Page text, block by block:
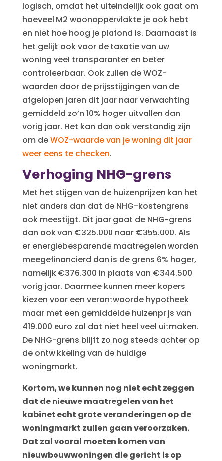
logisch, omdat het uiteindelijk ook gaat om
hoeveel M2 woonoppervlakte je ook hebt
en niet hoe hoog je plafond is. Daarnaast is
het gelijk ook voor de taxatie van uw
woning veel transparanter en beter
controleerbaar. Ook zullen de WOZ-
waarden door de prijsstijgingen van de
afgelopen jaren dit jaar naar verwachting
gemiddeld zo’n 10% hoger uitvallen dan
vorig jaar. Het kan dan ook verstandig zijn
om deWOZ-waarde van je woning dit jaar
weer eens te checken.
Verhoging NHG-grens
Met het stijgen van de huizenprijzen kan het
niet anders dan dat de NHG-kostengrens
ook meestijgt. Dit jaar gaat de NHG-grens
dan ook van €325.000 naar €355.000. Als
er energiebesparende maatregelen worden
meegefinancierd dan is de grens 6% hoger,
namelijk €376.300 in plaats van €344.500
vorig jaar. Daarmee kunnen meer kopers
kiezen voor een verantwoorde hypotheek
maar met een gemiddelde huizenprijs van
419.000 euro zal dat niet heel veel uitmaken.
De NHG-grens blijft zo nog steeds achter op
de ontwikkeling van de huidige
woningmarkt.
Kortom, we kunnen nog niet echt zeggen
dat de nieuwe maatregelen van het
kabinet echt grote veranderingen op de
woningmarkt zullen gaan veroorzaken.
Dat zal vooral moeten komen van
nieuwbouwwoningen die gericht is op